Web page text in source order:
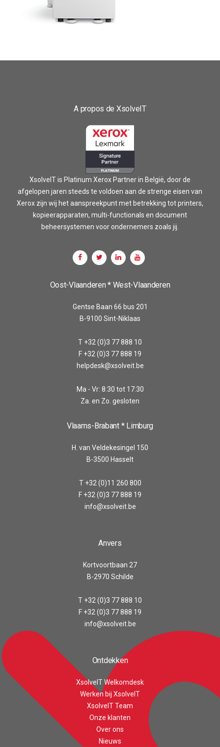
A propos de XsolveIT
XsolveIT is Platinum Xerox Partner in België, door de
afgelopen jaren steeds te voldoen aan de strenge eisen van
Xerox zijn wij het aanspreekpunt met betrekking tot printers,
kopieerapparaten, multi-functionals en document
beheersystemen voor ondernemers zoals jij.
Oost-Vlaanderen * West-Vlaanderen
Gentse Baan 66 bus 201
B-9100 Sint-Niklaas
T +32 (0)3 77 888 10
F +32 (0)3 77 888 19
helpdesk@xsolveit.be
Ma - Vr: 8:30 tot 17:30
Za. en Zo. gesloten
Vlaams-Brabant * Limburg
H. van Veldekesingel 150
B-3500 Hasselt
T +32 (0)11 260 800
F +32 (0)3 77 888 19
info@xsolveit.be
Anvers
Kortvoortbaan 27
B-2970 Schilde
T +32 (0)3 77 888 10
F +32 (0)3 77 888 19
info@xsolveit.be
Ontdekken
XsolveIT Welkomdesk
Werken bij XsolveIT
XsolveIT Team
Onze klanten
Over ons
Nieuws
Customer reviews and experiences for
XsolveIT